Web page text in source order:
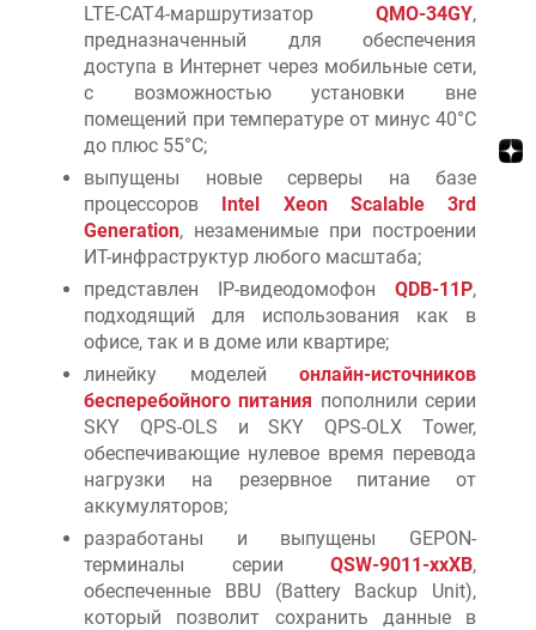
LTE-CAT4-маршрутизатор QMO-34GY,
предназначенный для обеспечения
доступа в Интернет через мобильные сети,
с возможностью установки вне
помещений при температуре от минус 40°C
до плюс 55°C;
выпущены новые серверы на базе
процессоров Intel Xeon Scalable 3rd
Generation, незаменимые при построении
ИТ-инфраструктур любого масштаба;
представлен IP-видеодомофон QDB-11P,
подходящий для использования как в
офисе, так и в доме или квартире;
линейку моделей онлайн-источников
бесперебойного питания пополнили серии
SKY QPS-OLS и SKY QPS-OLX Tower,
обеспечивающие нулевое время перевода
нагрузки на резервное питание от
аккумуляторов;
разработаны и выпущены GEPON-
терминалы серии QSW-9011-xxXB,
обеспеченные BBU (Battery Backup Unit),
который позволит сохранить данные в